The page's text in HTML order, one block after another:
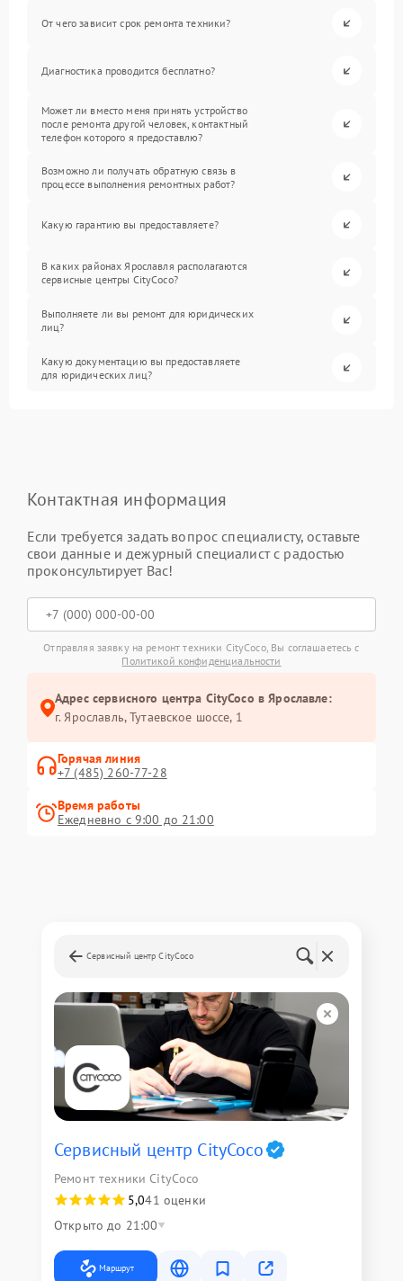
От чего зависит срок ремонта техники?
Диагностика проводится бесплатно?
Может ли вместо меня принять устройство
после ремонта другой человек, контактный
телефон которого я предоставлю?
Возможно ли получать обратную связь в
процессе выполнения ремонтных работ?
Какую гарантию вы предоставляете?
В каких районах Ярославля располагаются
сервисные центры CityCoco?
Выполняете ли вы ремонт для юридических
лиц?
Какую документацию вы предоставляете
для юридических лиц?
Контактная информация
Если требуется задать вопрос специалисту, оставьте
свои данные и дежурный специалист с радостью
проконсультирует Вас!
Отправляя заявку на ремонт техники CityCoco, Вы соглашаетесь с
Политикой конфиденциальности
Адрес сервисного центра CityCoco в Ярославле:
г. Ярославль, Тутаевское шоссе, 1
Горячая линия
+7 (485) 260-77-28
Время работы
Ежедневно с 9:00 до 21:00
Сервисный центр CityCoco
Сервисный центр CityCoco
Ремонт техники CityCoco
5,041 оценки
Открыто до 21:00
Маршрут